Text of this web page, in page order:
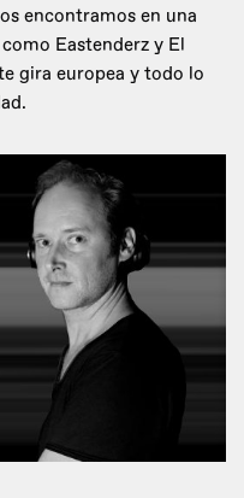
encontramos en una
Eastenderz y El
gira europea y todo lo